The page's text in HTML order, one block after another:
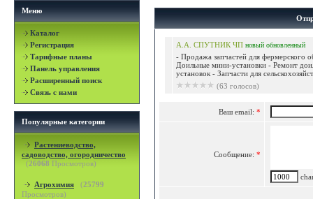
Меню
Каталог
Регистрация
Тарифные планы
Панель управления
Расширенный поиск
Связь с нами
Популярные категории
Растениеводство,
садоводство, огородничество
(26068 Просмотров)
Агрохимия (25799
Просмотров)
А.А. СПУТНИК ЧП новый обновленный
- Продажа запчастей для фермерского
Доильные мини-установки - Ремонт
установок - Запчасти для
(63 голосов)
Ваш email: *
Сообщение: *